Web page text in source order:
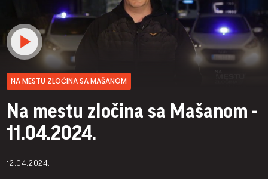
NA MESTU ZLOČINA SA MAŠANOM
Na mestu zločina sa Mašanom -
11.04.2024.
12.04.2024.